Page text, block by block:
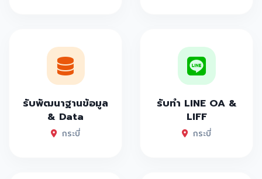
รับพัฒนาฐานข้อมูล
& Data
กระบี่
รับทำ LINE OA &
LIFF
กระบี่